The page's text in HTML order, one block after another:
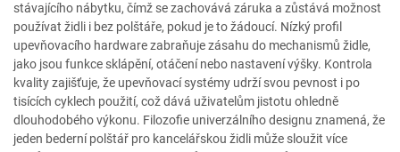
stávajícího nábytku, čímž se zachovává záruka a zůstává možnost
používat židli i bez polštáře, pokud je to žádoucí. Nízký profil
upevňovacího hardware zabraňuje zásahu do mechanismů židle,
jako jsou funkce sklápění, otáčení nebo nastavení výšky. Kontrola
kvality zajišťuje, že upevňovací systémy udrží svou pevnost i po
tisících cyklech použití, což dává uživatelům jistotu ohledně
dlouhodobého výkonu. Filozofie univerzálního designu znamená, že
jeden bederní polštář pro kancelářskou židli může sloužit více